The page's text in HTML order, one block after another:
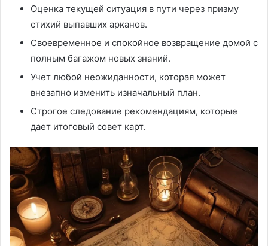
Оценка текущей ситуация в пути через призму
стихий выпавших арканов.
Своевременное и спокойное возвращение домой с
полным багажом новых знаний.
Учет любой неожиданности, которая может
внезапно изменить изначальный план.
Строгое следование рекомендациям, которые
дает итоговый совет карт.